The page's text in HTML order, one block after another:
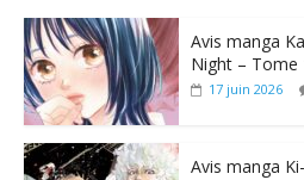
Avis manga
Night – Tome
17 juin 2026
Avis manga